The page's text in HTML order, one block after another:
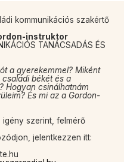
kommunikációs szakértő
instruktor
TANÁCSADÁS ÉS
a gyerekemmel? Miként
békét és a
Hogyan csinálhatnám
És mi az a Gordon-
igény szerint, felmérő
jelentkezzen itt: